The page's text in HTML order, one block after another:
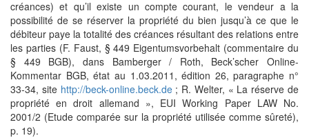
créances) et qu’il existe un compte courant, le vendeur a la
possibilité de se réserver la propriété du bien jusqu’à ce que le
débiteur paye la totalité des créances résultant des relations entre
les parties (F. Faust, § 449 Eigentumsvorbehalt (commentaire du
§ 449 BGB), dans Bamberger / Roth, Beck’scher Online-
Kommentar BGB, état au 1.03.2011, édition 26, paragraphe n°
33-34, site http://beck-online.beck.de; R. Welter, « La réserve de
propriété en droit allemand », EUI Working Paper LAW No.
2001/2 (Etude comparée sur la propriété utilisée comme sûreté),
p. 19).